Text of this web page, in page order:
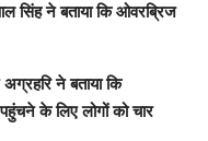
सिंह ने बताया कि ओवरब्रिज
ने बताया कि
के लिए लोगों को चार